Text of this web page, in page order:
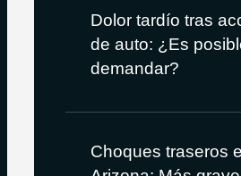
Dolor tardío tras
de auto: ¿Es
demandar?
Choques traseros